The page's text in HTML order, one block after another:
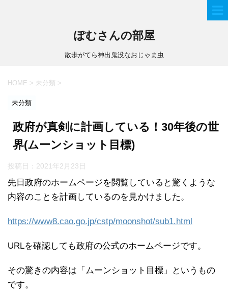
ぽむさんの部屋
散歩がてら神出鬼没なおじゃま虫
HOME > 未分類 >
未分類
政府が真剣に計画している！30年後の世
界(ムーンショット目標)
投稿日： 2021年2月23日
先日政府のホームページを閲覧していると驚くような
内容のことを計画しているのを見かけました。
https://www8.cao.go.jp/cstp/moonshot/sub1.html
URLを確認しても政府の公式のホームページです。
その驚きの内容は「ムーンショット目標」というもの
です。